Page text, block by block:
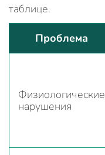
таблице.
Проблема
Физиологические
нарушения